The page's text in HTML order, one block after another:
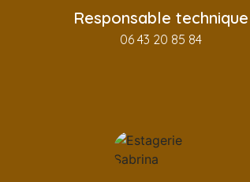
Responsable technique
06 43 20 85 84